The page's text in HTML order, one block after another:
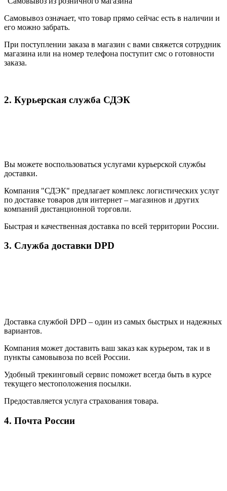
Самовывоз означает, что товар прямо сейчас есть в наличии и
его можно забрать.
При поступлении заказа в магазин с вами свяжется сотрудник
магазина или на номер телефона поступит смс о готовности
заказа.
2. Курьерская служба СДЭК
Вы можете воспользоваться услугами курьерской службы
доставки.
Компания "СДЭК" предлагает комплекс логистических услуг
по доставке товаров для интернет – магазинов и других
компаний дистанционной торговли.
Быстрая и качественная доставка по всей территории России.
3. Служба доставки DPD
Доставка службой DPD – один из самых быстрых и надежных
вариантов.
Компания может доставить ваш заказ как курьером, так и в
пункты самовывоза по всей России.
Удобный трекинговый сервис поможет всегда быть в курсе
текущего местоположения посылки.
Предоставляется услуга страхования товара.
4. Почта России